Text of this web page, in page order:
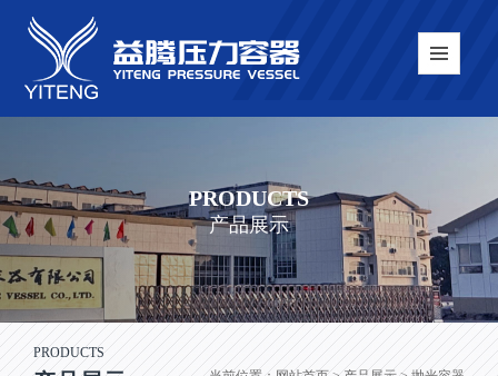
PRODUCTS
产品展示
PRODUCTS